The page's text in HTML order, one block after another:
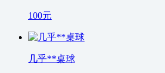
100元
几乎**桌球